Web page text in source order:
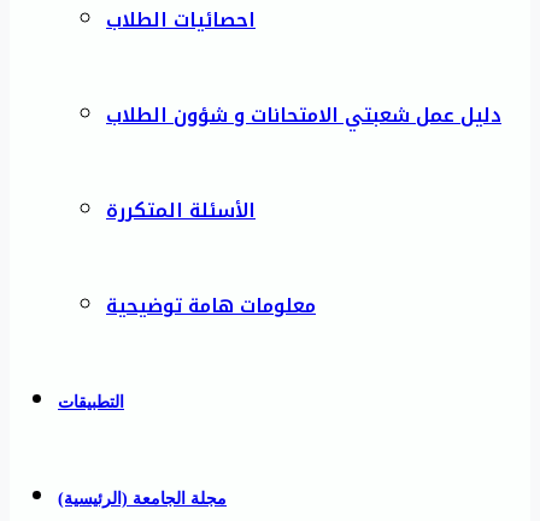
احصائيات الطلاب
دليل عمل شعبتي الامتحانات و شؤون الطلاب
الأسئلة المتكررة
معلومات هامة توضيحية
التطبيقات
مجلة الجامعة (الرئيسية)